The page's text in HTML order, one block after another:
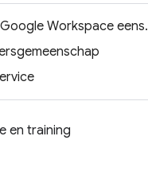
Workspace eens.
en training